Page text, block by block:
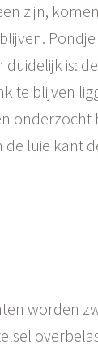
zijn,
is:
te blijven
onderzocht
luie kant
worden